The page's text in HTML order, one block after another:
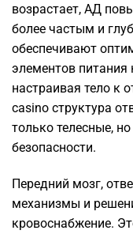
возрастает, АД
более частым и
обеспечивают
элементов
настраивая тело к
casino структура
только телесные,
безопасности.
Передний мозг,
механизмы и
кровоснабжение.